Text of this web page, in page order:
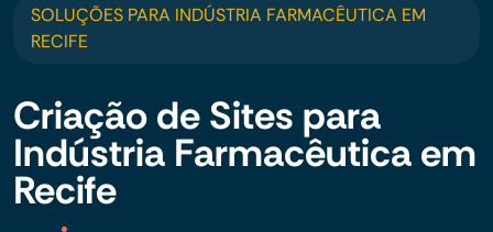
SOLUÇÕES PARA INDÚSTRIA FARMACÊUTICA EM
RECIFE
Criação de Sites para
Indústria Farmacêutica em
Recife